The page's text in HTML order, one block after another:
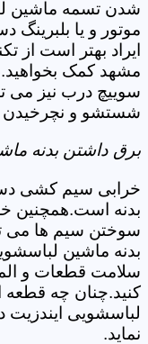
شدن تسمه ماشین
موتور و یا
ایراد بهتر است از
مشهد کمک
سوییچ درب نیز می
شستشو و نچرخیدن
برق داشتن بدنه
خرابی سیم کشی
بدنه است.همچنین
سوختن سیم ها می
بدنه ماشین
سلامت قطعات و
کنید.چنان چه قطعه
لباسشویی ایندزیت
نماید.